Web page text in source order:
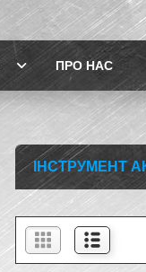
ПРО НАС
ІНСТРУМЕНТ